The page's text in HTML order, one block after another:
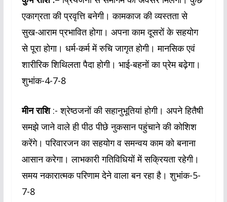
एकाग्रता की प्रवृत्ति बनेगी। कामकाज की व्यस्तता से
सुख-आराम प्रभावित होगा। अपना काम दूसरों के सहयोग
से पूरा होगा। धर्म-कर्म में रुचि जागृत होगी। मानसिक एवं
शारीरिक शिथिलता पैदा होगी। भाई-बहनों का प्रेम बढ़ेगा।
शुभांक-4-7-8
मीन राशि:- श्रेष्ठजनों की सहानुभूतियां होगी। अपने हितैषी
समझे जाने वाले ही पीठ पीछे नुकसान पहुंचाने की कोशिश
करेंगे। परिवारजन का सहयोग व समन्वय काम को बनाना
आसान करेगा। लाभकारी गतिविधियों में सक्रियता रहेगी।
समय नकारात्मक परिणाम देने वाला बन रहा है। शुभांक-5-
7-8